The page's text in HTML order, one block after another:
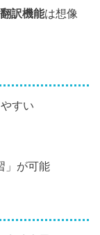
訳機能は想像
すい
」が可能